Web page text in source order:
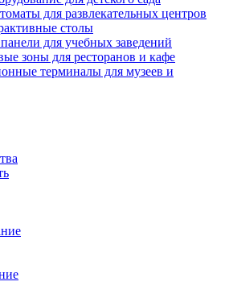
для развлекательных центров
столы
для учебных заведений
зоны для ресторанов и кафе
терминалы для музеев и